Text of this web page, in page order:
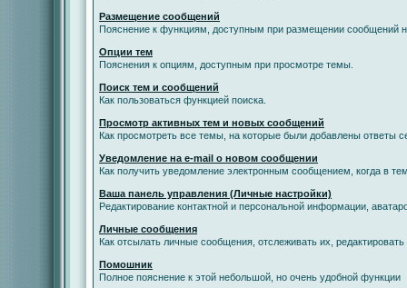
Размещение сообщений
Пояснение к функциям, доступным при размещении сообщений
Опции тем
Пояснения к опциям, доступным при просмотре темы.
Поиск тем и сообщений
Как пользоваться функцией поиска.
Просмотр активных тем и новых сообщений
Как просмотреть все темы, на которые были добавлены ответы
Уведомление на е-mail о новом сообщении
Как получить уведомление электронным сообщением, когда в
Ваша панель управления (Личные настройки)
Редактирование контактной и персональной информации,
Личные сообщения
Как отсылать личные сообщения, отслеживать их,
Помошник
Полное пояснение к этой небольшой, но очень удобной функции